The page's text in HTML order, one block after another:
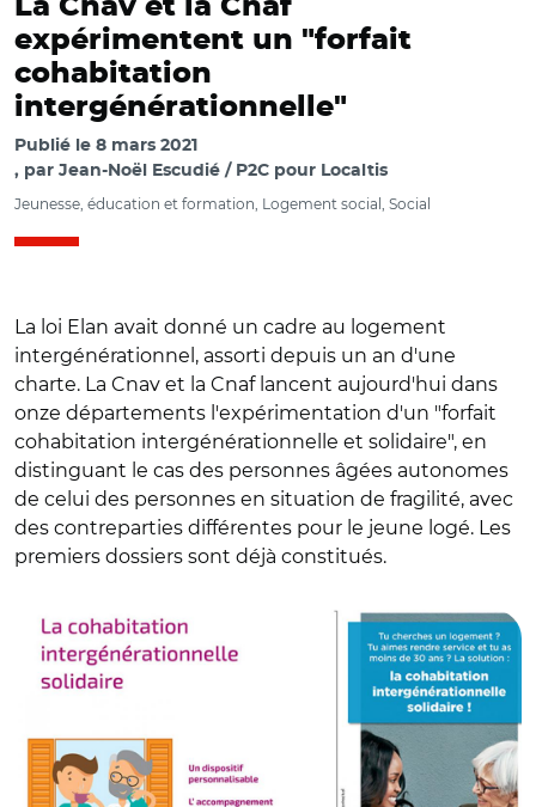
La Cnav et la Cnaf
expérimentent un "forfait
cohabitation
intergénérationnelle"
Publié le 8 mars 2021
par Jean-Noël Escudié / P2C pour Localtis
Jeunesse, éducation et formation, Logement social, Social
La loi Elan avait donné un cadre au logement
intergénérationnel, assorti depuis un an d'une
charte. La Cnav et la Cnaf lancent aujourd'hui dans
onze départements l'expérimentation d'un "forfait
cohabitation intergénérationnelle et solidaire", en
distinguant le cas des personnes âgées autonomes
de celui des personnes en situation de fragilité, avec
des contreparties différentes pour le jeune logé. Les
premiers dossiers sont déjà constitués.